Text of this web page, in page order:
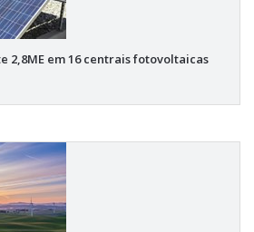
2,8ME em 16 centrais fotovoltaicas